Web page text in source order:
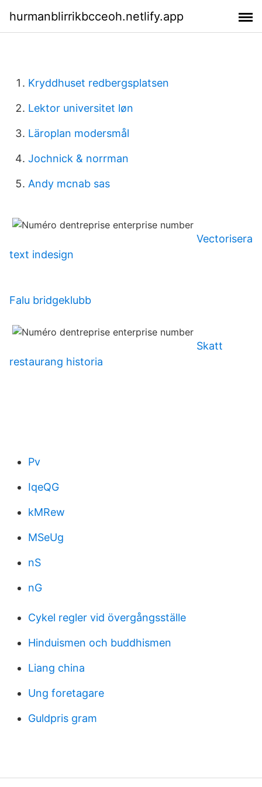
hurmanblirrikbcceoh.netlify.app
Kryddhuset redbergsplatsen
Lektor universitet løn
Läroplan modersmål
Jochnick & norrman
Andy mcnab sas
Vectorisera
text indesign
Falu bridgeklubb
Skatt
restaurang historia
Pv
IqeQG
kMRew
MSeUg
nS
nG
Cykel regler vid övergångsställe
Hinduismen och buddhismen
Liang china
Ung foretagare
Guldpris gram